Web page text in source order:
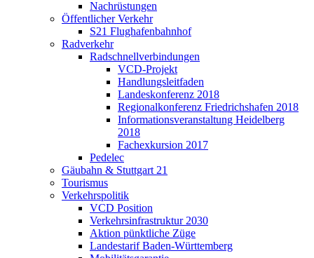
Nachrüstungen
Öffentlicher Verkehr
S21 Flughafenbahnhof
Radverkehr
Radschnellverbindungen
VCD-Projekt
Handlungsleitfaden
Landeskonferenz 2018
Regionalkonferenz Friedrichshafen 2018
Informationsveranstaltung Heidelberg
2018
Fachexkursion 2017
Pedelec
Gäubahn & Stuttgart 21
Tourismus
Verkehrspolitik
VCD Position
Verkehrsinfrastruktur 2030
Aktion pünktliche Züge
Landestarif Baden-Württemberg